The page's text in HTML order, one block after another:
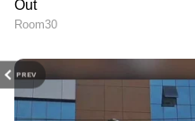
PREV